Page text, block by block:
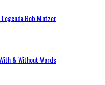
Legenda Bob Mintzer
& Without Words